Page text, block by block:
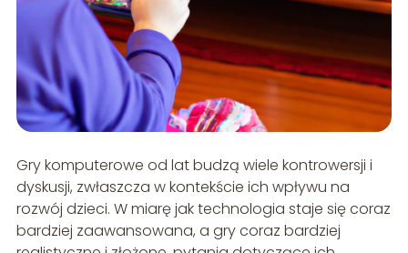
Gry komputerowe od lat budzą wiele kontrowersji i
dyskusji, zwłaszcza w kontekście ich wpływu na
rozwój dzieci. W miarę jak technologia staje się coraz
bardziej zaawansowana, a gry coraz bardziej